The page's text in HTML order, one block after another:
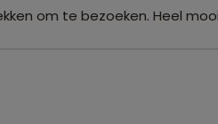
om te bezoeken. Heel